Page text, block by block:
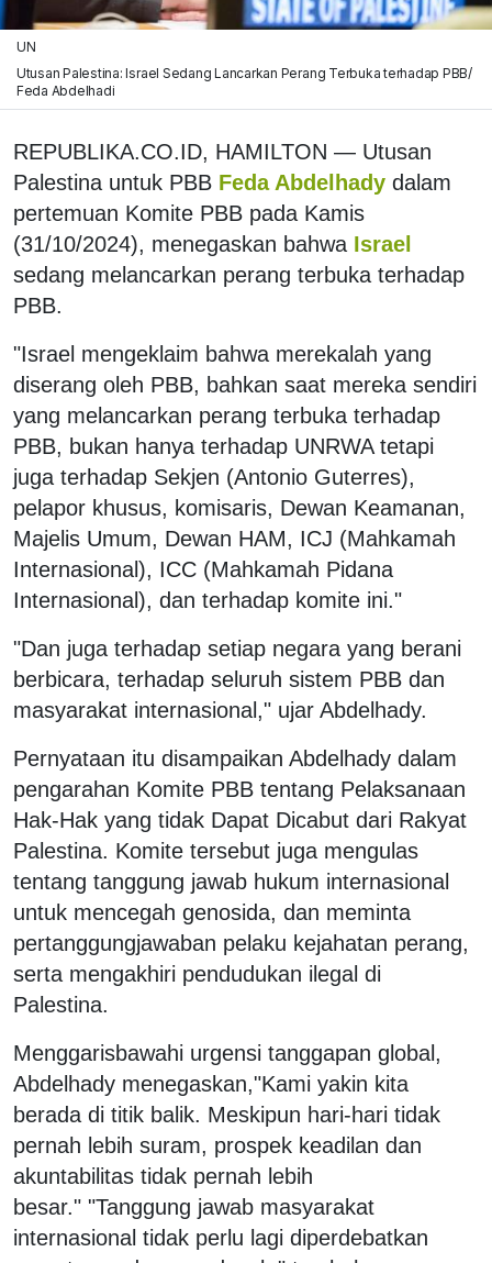
UN
Utusan Palestina: Israel Sedang Lancarkan Perang Terbuka terhadap PBB/
Feda Abdelhadi
REPUBLIKA.CO.ID, HAMILTON — Utusan
Palestina untuk PBB Feda Abdelhady dalam
pertemuan Komite PBB pada Kamis
(31/10/2024), menegaskan bahwa Israel
sedang melancarkan perang terbuka terhadap
PBB.
"Israel mengeklaim bahwa merekalah yang
diserang oleh PBB, bahkan saat mereka sendiri
yang melancarkan perang terbuka terhadap
PBB, bukan hanya terhadap UNRWA tetapi
juga terhadap Sekjen (Antonio Guterres),
pelapor khusus, komisaris, Dewan Keamanan,
Majelis Umum, Dewan HAM, ICJ (Mahkamah
Internasional), ICC (Mahkamah Pidana
Internasional), dan terhadap komite ini."
"Dan juga terhadap setiap negara yang berani
berbicara, terhadap seluruh sistem PBB dan
masyarakat internasional," ujar Abdelhady.
Pernyataan itu disampaikan Abdelhady dalam
pengarahan Komite PBB tentang Pelaksanaan
Hak-Hak yang tidak Dapat Dicabut dari Rakyat
Palestina. Komite tersebut juga mengulas
tentang tanggung jawab hukum internasional
untuk mencegah genosida, dan meminta
pertanggungjawaban pelaku kejahatan perang,
serta mengakhiri pendudukan ilegal di
Palestina.
Menggarisbawahi urgensi tanggapan global,
Abdelhady menegaskan,"Kami yakin kita
berada di titik balik. Meskipun hari-hari tidak
pernah lebih suram, prospek keadilan dan
akuntabilitas tidak pernah lebih
besar." "Tanggung jawab masyarakat
internasional tidak perlu lagi diperdebatkan